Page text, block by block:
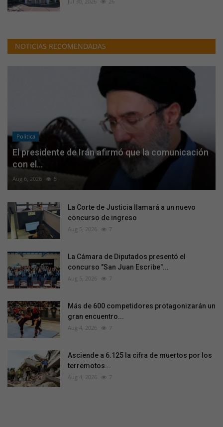
NOTICIAS RECOMENDADAS
Politica
El presidente de Irán afirmó que la comunicación
con el...
Aug 6, 2026 5
La Corte de Justicia llamará a un nuevo
concurso de ingreso
Aug 5, 2026 7
La Cámara de Diputados presentó el
concurso "San Juan Escribe"...
Aug 5, 2026 7
Más de 600 competidores protagonizarán un
gran encuentro...
Aug 4, 2026 7
Asciende a 6.125 la cifra de muertos por los
terremotos...
Aug 4, 2026 7